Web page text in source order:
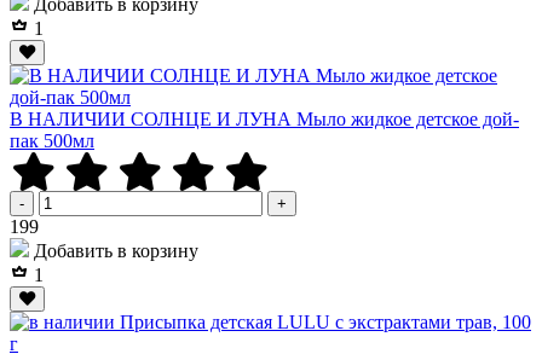
Добавить в корзину
1
В НАЛИЧИИ СОЛНЦЕ И ЛУНА Мыло жидкое детское дой-
пак 500мл
- +
199Р
Добавить в корзину
1